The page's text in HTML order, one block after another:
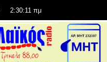
2:30:13 πμ